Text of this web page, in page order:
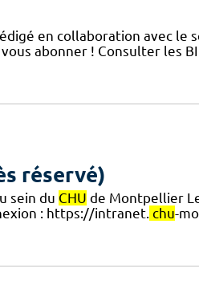
en collaboration avec le
abonner ! Consulter les
réservé)
sein du CHU de Montpellier
: https://intranet. chu-